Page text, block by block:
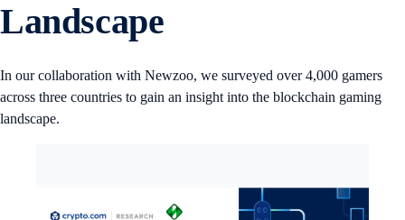
Landscape
In our collaboration with Newzoo, we surveyed over 4,000 gamers
across three countries to gain an insight into the blockchain gaming
landscape.